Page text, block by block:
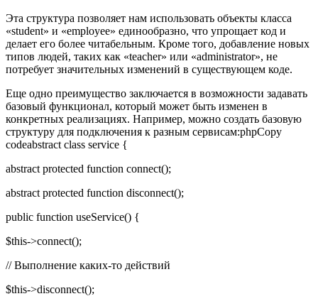
Эта структура позволяет нам использовать объекты класса
«student» и «employee» единообразно, что упрощает код и
делает его более читабельным. Кроме того, добавление новых
типов людей, таких как «teacher» или «administrator», не
потребует значительных изменений в существующем коде.
Еще одно преимущество заключается в возможности задавать
базовый функционал, который может быть изменен в
конкретных реализациях. Например, можно создать базовую
структуру для подключения к разным сервисам:phpCopy
codeabstract class service {
abstract protected function connect();
abstract protected function disconnect();
public function useService() {
$this->connect();
// Выполнение каких-то действий
$this->disconnect();